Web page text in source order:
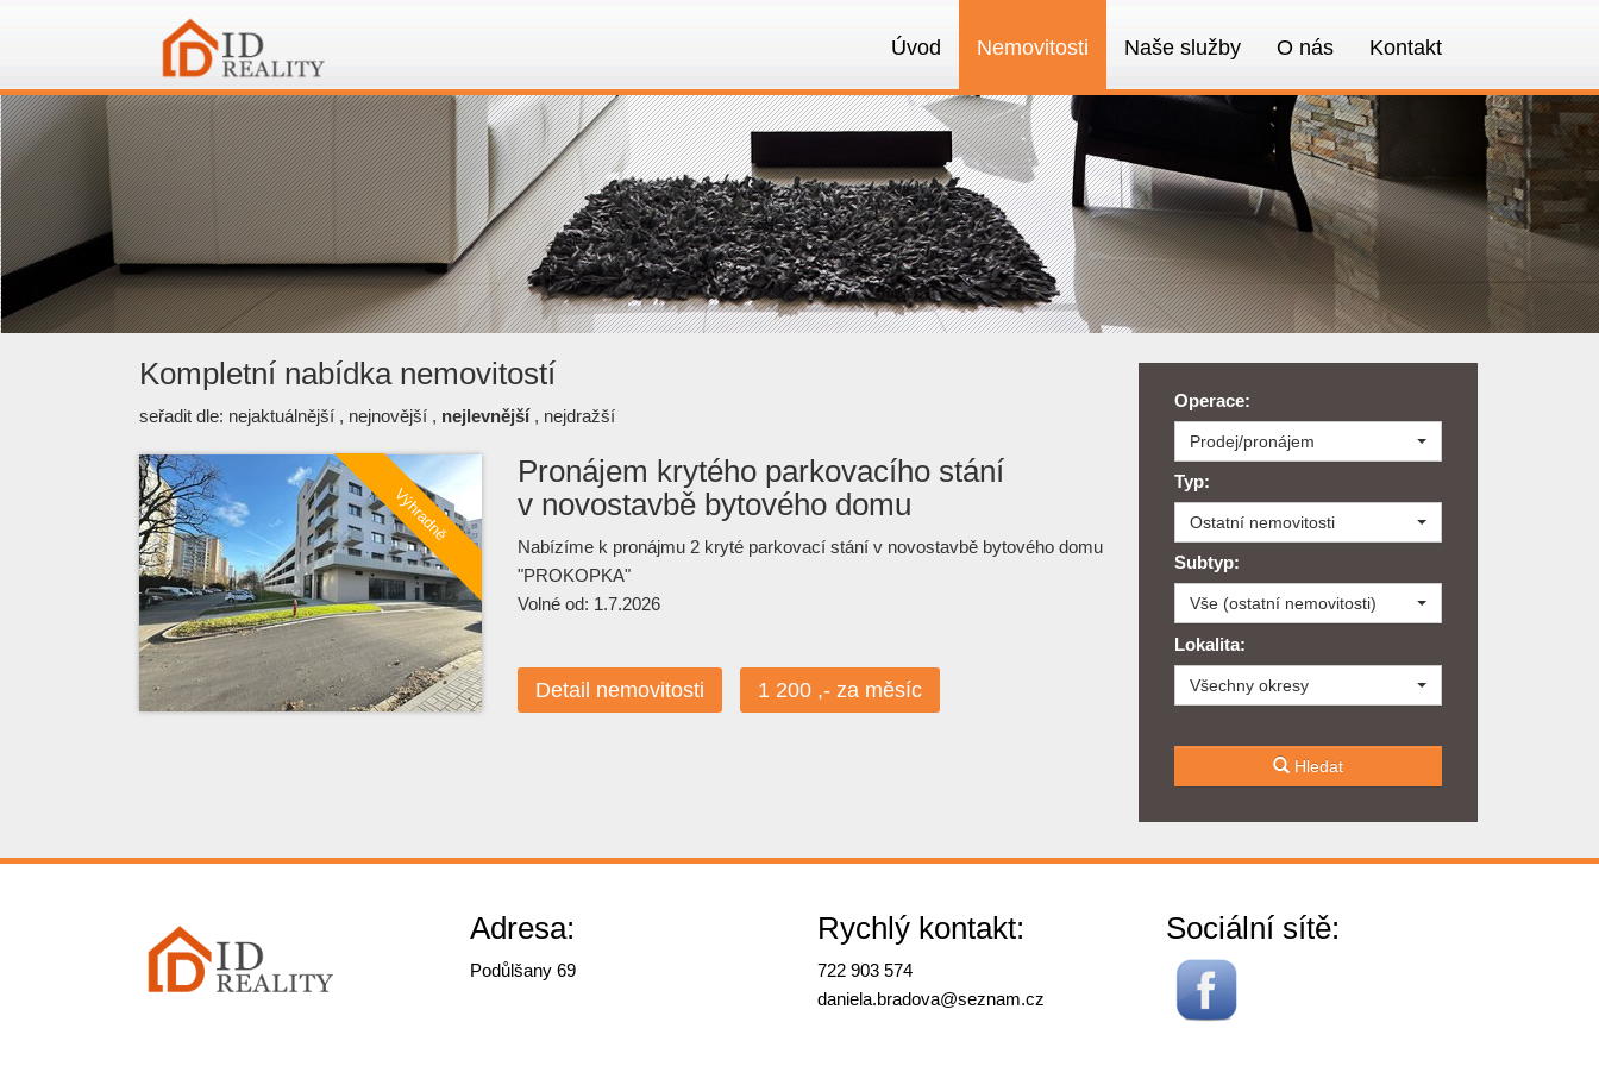
Úvod Nemovitosti Naše služby O nás Kontakt
Operace:
Prodej/pronájem
Typ:
Ostatní nemovitosti
Subtyp:
Vše (ostatní nemovitosti)
Lokalita:
Všechny okresy
Hledat
Kompletní nabídka nemovitostí
seřadit dle: nejaktuálnější , nejnovější , nejlevnější , nejdražší
Pronájem krytého parkovacího stání
v novostavbě bytového domu
Nabízíme k pronájmu 2 kryté parkovací stání v novostavbě bytového domu
"PROKOPKA"
Volné od: 1.7.2026
Detail nemovitosti 1 200 ,- za měsíc
Adresa:
Podůlšany 69
Rychlý kontakt:
722 903 574
daniela.bradova@seznam.cz
Sociální sítě: